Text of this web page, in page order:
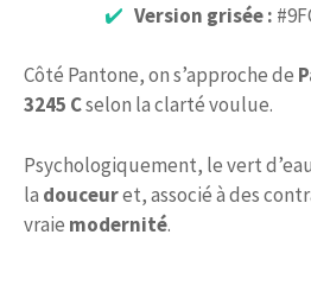
Version grisée :
Côté Pantone, on s’approche de
3245 Cselon la clarté voulue.
Psychologiquement, le vert
la douceuret, associé à des
vraie modernité.